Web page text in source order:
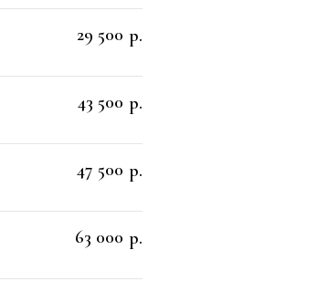
29 500 р.
43 500 р.
47 500 р.
63 000 р.